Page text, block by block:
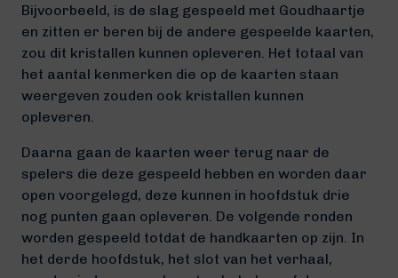
Bijvoorbeeld, is de slag gespeeld met Goudhaartje
en zitten er beren bij de andere gespeelde kaarten,
zou dit kristallen kunnen opleveren. Het totaal van
het aantal kenmerken die op de kaarten staan
weergeven zouden ook kristallen kunnen
opleveren.
Daarna gaan de kaarten weer terug naar de
spelers die deze gespeeld hebben en worden daar
open voorgelegd, deze kunnen in hoofdstuk drie
nog punten gaan opleveren. De volgende ronden
worden gespeeld totdat de handkaarten op zijn. In
het derde hoofdstuk, het slot van het verhaal,